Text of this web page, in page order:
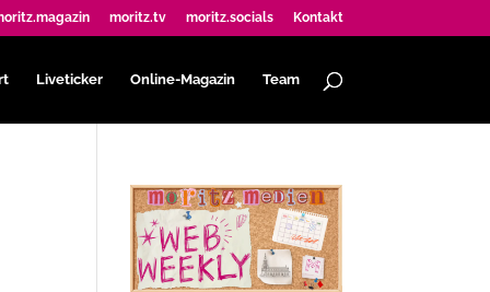
moritz.tv moritz.socials Kontakt
Liveticker Online-Magazin Team